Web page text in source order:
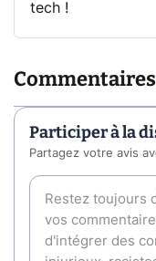
tech !
Commentaires
Participer à la
Partagez votre avis